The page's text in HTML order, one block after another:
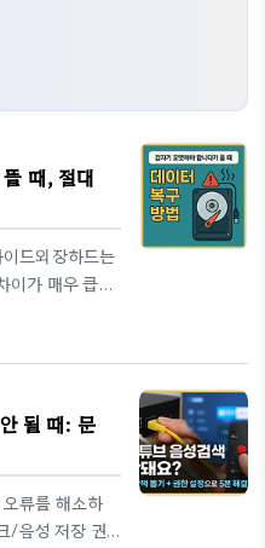
때, 절대
드외장하드는
이가 매우 큽니
준) 정도가
전원 차단 없
이 잦으면 수
불안정·케이
헤드에 치명
피하는 것이 외
도 불구하고
가 뜬다면,이
될 때: 문
류를 해소하
/음성 저장 권